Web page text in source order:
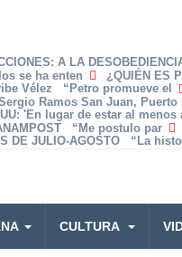
A LA
se ha enten ¿QUIÉN ES
Vélez “Petro promueve el
Ramos San Juan, Puerto
: 'En lugar de estar al menos
“Me postulo par
DE JULIO-AGOSTO “La
CULTURA